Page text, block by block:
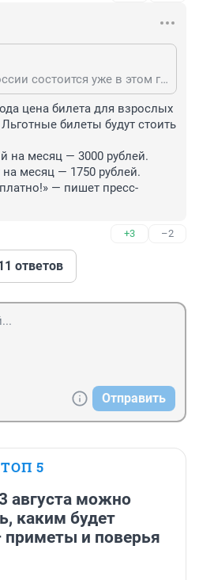
Конечно. Победа России состоится уже в этом году!
цена билета для взрослых
билеты будут стоить
на месяц — 3000 рублей.
месяц — 1750 рублей.
— пишет пресс-
+3 –2
ответов
Отправить
ТОП 5
августа можно
каким будет
приметы и поверья